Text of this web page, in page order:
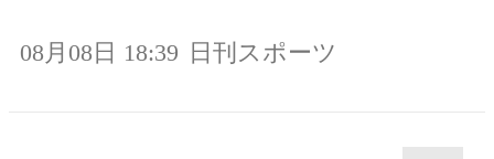
08月08日 18:39 日刊スポーツ